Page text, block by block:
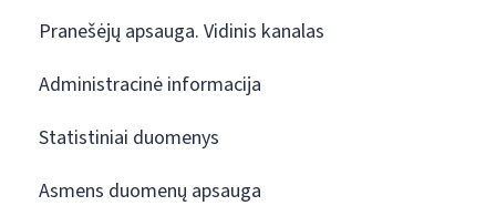
Pranešėjų apsauga. Vidinis kanalas
Administracinė informacija
Statistiniai duomenys
Asmens duomenų apsauga